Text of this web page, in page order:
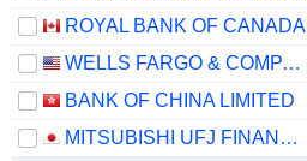
ROYAL BANK OF CANADA
WELLS FARGO & COMPANY
BANK OF CHINA LIMITED
MITSUBISHI UFJ FINANCIAL GROUP, INC.